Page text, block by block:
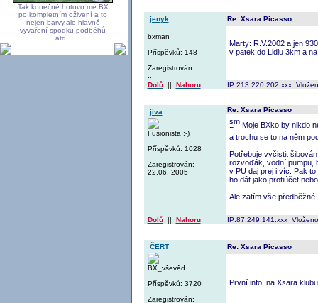
Tak konečně hotovo mé BX
po kompletním oživení a to
nejen barvy,ale hlavně
vyvaření spodku,podběhů
atd..
jenyk
bxman
Příspěvků: 148
Zaregistrován:
Re: Xsara Picasso
Marty: R.V.2002 a jen
v patek do Lidlu 3km a
Dolů|| Nahoru IP:213.220.202.xxx
jíva
Fusionista :-)
Příspěvků: 1028
Zaregistrován:
22.06. 2005
Re: Xsara Picasso
Moje BXko by nikdo
a trochu se to na něm
Potřebuje vyčistit
rozvoďák, vodní pumpu,
v PU daj prej i víc. Pak
ho dát jako protiúčet
Ale zatím vše
Dolů|| Nahoru IP:87.249.141.xxx
ČERT
BX_vševěd
Příspěvků: 3720
Zaregistrován:
Re: Xsara Picasso
První info, na Xsara